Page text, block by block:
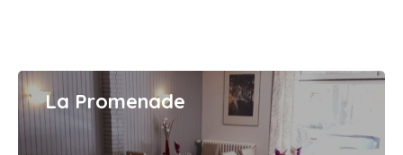
La Promenade